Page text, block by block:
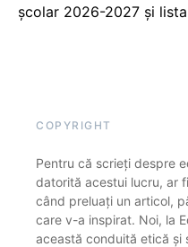
școlar 2026-2027 și
COPYRIGHT
Pentru că scrieți despre
datorită acestui lucru, ar
când preluați un articol,
care v-a inspirat. Noi, la
această conduită etică și